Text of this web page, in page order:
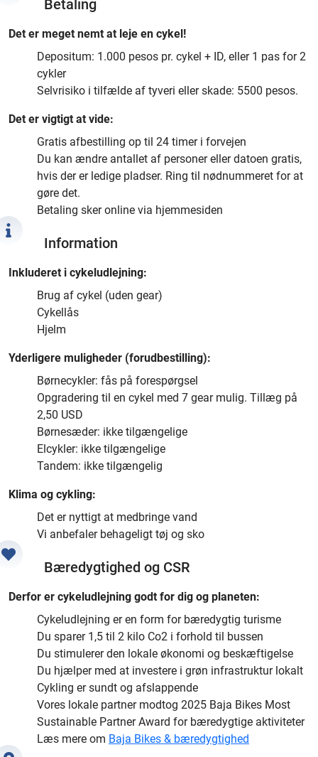
Betaling
Det er meget nemt at leje en cykel!
Depositum: 1.000 pesos pr. cykel + ID, eller 1 pas for 2
cykler
Selvrisiko i tilfælde af tyveri eller skade: 5500 pesos.
Det er vigtigt at vide:
Gratis afbestilling op til 24 timer i forvejen
Du kan ændre antallet af personer eller datoen gratis,
hvis der er ledige pladser. Ring til nødnummeret for at
gøre det.
Betaling sker online via hjemmesiden
Information
Inkluderet i cykeludlejning:
Brug af cykel (uden gear)
Cykellås
Hjelm
Yderligere muligheder (forudbestilling):
Børnecykler: fås på forespørgsel
Opgradering til en cykel med 7 gear mulig. Tillæg på
2,50 USD
Børnesæder: ikke tilgængelige
Elcykler: ikke tilgængelige
Tandem: ikke tilgængelig
Klima og cykling:
Det er nyttigt at medbringe vand
Vi anbefaler behageligt tøj og sko
Bæredygtighed og CSR
Derfor er cykeludlejning godt for dig og planeten:
Cykeludlejning er en form for bæredygtig turisme
Du sparer 1,5 til 2 kilo Co2 i forhold til bussen
Du stimulerer den lokale økonomi og beskæftigelse
Du hjælper med at investere i grøn infrastruktur lokalt
Cykling er sundt og afslappende
Vores lokale partner modtog 2025 Baja Bikes Most
Sustainable Partner Award for bæredygtige aktiviteter
Læs mere om Baja Bikes & bæredygtighed